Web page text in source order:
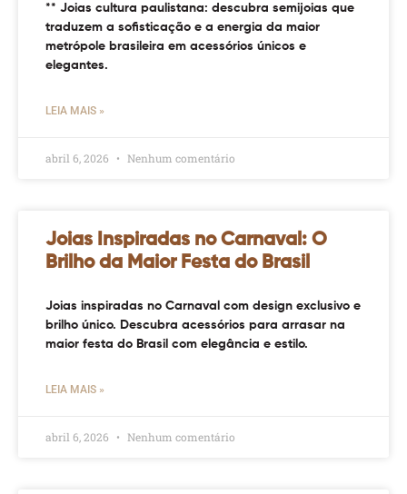
** Joias cultura paulistana: descubra semijoias que
traduzem a sofisticação e a energia da maior
metrópole brasileira em acessórios únicos e
elegantes.
LEIA MAIS »
abril 6, 2026 Nenhum comentário
Joias Inspiradas no Carnaval: O
Brilho da Maior Festa do Brasil
Joias inspiradas no Carnaval com design exclusivo e
brilho único. Descubra acessórios para arrasar na
maior festa do Brasil com elegância e estilo.
LEIA MAIS »
abril 6, 2026 Nenhum comentário